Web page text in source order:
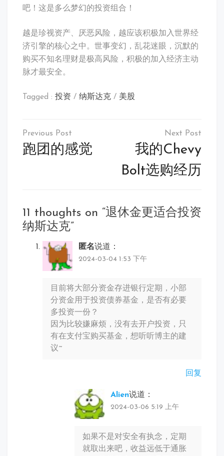
吧！这是多么梦幻的投资组合！
越是珍视资产、厌恶风险，越应该积极加入世界经
济引擎的核心之中。世事变幻，乱花迷眼，沉默的
购买不知名理财是极高风险，积极的加入经济主动
脉才最安全。
Tagged : 投资 / 纳斯达克 / 美股
文
章
跑团的感觉
我的Chevy
Bolt选购经历
11 thoughts on “退休金更适合投资
纳斯达克”
匿名说道：
2024-03-04 1:53 下午
目前将大部分资金存进银行定期，小部
分资金用于投资债券基金，是否有必要
多投资一份？
因为比较嫌麻烦，没有去开户投资，只
有在支付宝购买基金，想听听博主的建
议~
回复
Alien说道：
2024-03-06 5:19 上午
如果不是对安全有执念，定期
就取出来吧，收益远低于通胀